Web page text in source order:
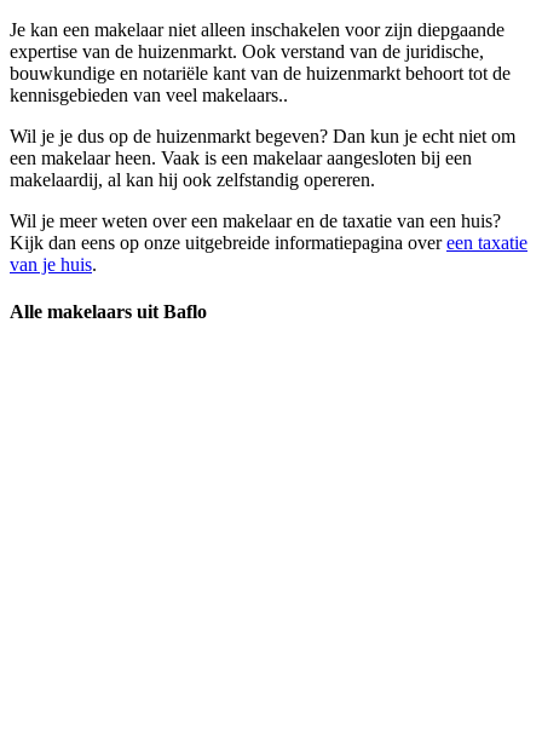
Je kan een makelaar niet alleen inschakelen voor zijn diepgaande
expertise van de huizenmarkt. Ook verstand van de juridische,
bouwkundige en notariële kant van de huizenmarkt behoort tot de
kennisgebieden van veel makelaars..
Wil je je dus op de huizenmarkt begeven? Dan kun je echt niet om
een makelaar heen. Vaak is een makelaar aangesloten bij een
makelaardij, al kan hij ook zelfstandig opereren.
Wil je meer weten over een makelaar en de taxatie van een huis?
Kijk dan eens op onze uitgebreide informatiepagina overeen taxatie
van je huis.
Alle makelaars uit Baflo